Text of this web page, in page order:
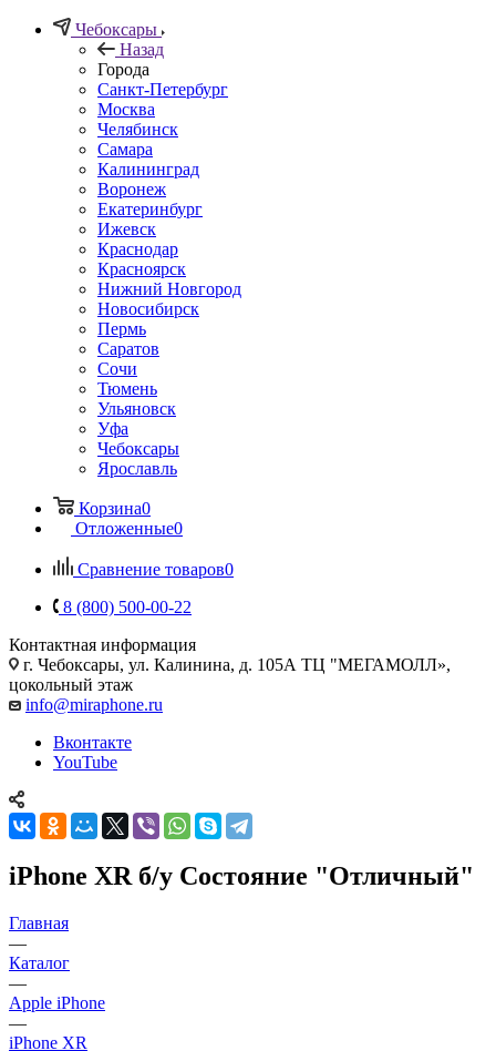
Чебоксары
Назад
Города
Санкт-Петербург
Москва
Челябинск
Самара
Калининград
Воронеж
Екатеринбург
Ижевск
Краснодар
Красноярск
Нижний Новгород
Новосибирск
Пермь
Саратов
Сочи
Тюмень
Ульяновск
Уфа
Чебоксары
Ярославль
Корзина0
Отложенные0
Сравнение товаров0
8 (800) 500-00-22
Контактная информация
г. Чебоксары, ул. Калинина, д. 105А ТЦ "МЕГАМОЛЛ»,
цокольный этаж
info@miraphone.ru
Вконтакте
YouTube
iPhone XR б/у Состояние "Отличный"
Главная
—
Каталог
—
Apple iPhone
—
iPhone XR